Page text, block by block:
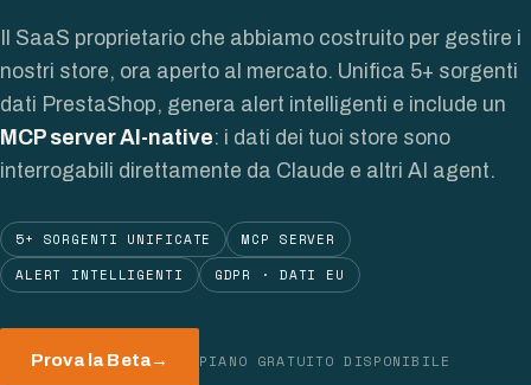
Il SaaS proprietario che abbiamo costruito per gestire i
nostri store, ora aperto al mercato. Unifica 5+ sorgenti
dati PrestaShop, genera alert intelligenti e include un
MCP server AI-native: i dati dei tuoi store sono
interrogabili direttamente da Claude e altri AI agent.
5+ SORGENTI UNIFICATE
MCP SERVER
ALERT INTELLIGENTI
GDPR · DATI EU
Prova la Beta→ PIANO GRATUITO DISPONIBILE